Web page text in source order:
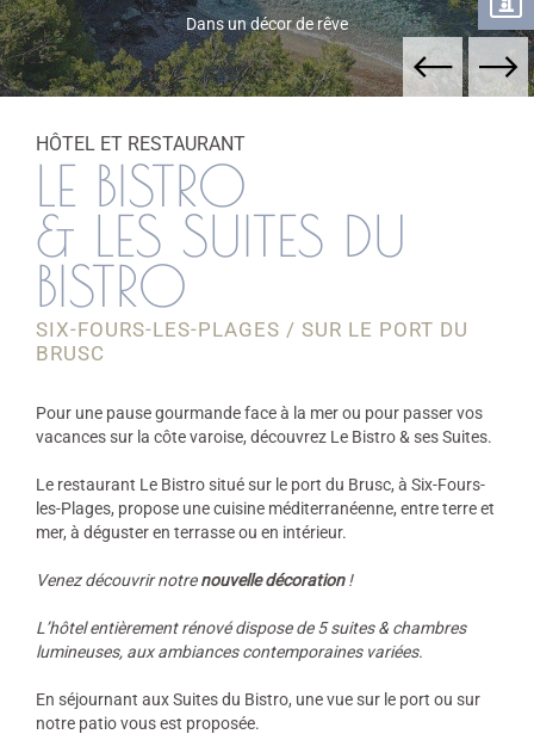
Dans un décor de rêve
Découvrez le tout nouveau Bar-Restaurant Le Bistro
HÔTEL ET RESTAURANT
LE BISTRO
& LES SUITES DU
BISTRO
SIX-FOURS-LES-PLAGES / SUR LE PORT DU
BRUSC
Pour une pause gourmande face à la mer ou pour passer vos
vacances sur la côte varoise, découvrez Le Bistro & ses Suites.
Le restaurant Le Bistro situé sur le port du Brusc, à Six-Fours-
les-Plages, propose une cuisine méditerranéenne, entre terre et
mer, à déguster en terrasse ou en intérieur.
Venez découvrir notrenouvelle décoration!
L’hôtel entièrement rénové dispose de 5 suites & chambres
lumineuses, aux ambiances contemporaines variées.
En séjournant aux Suites du Bistro, une vue sur le port ou sur
notre patio vous est proposée.